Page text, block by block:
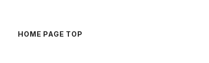
HOME PAGE TOP